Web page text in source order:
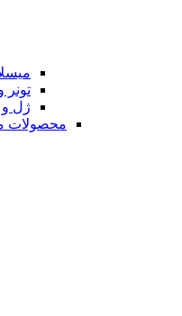
تونر
ژل
محصولات